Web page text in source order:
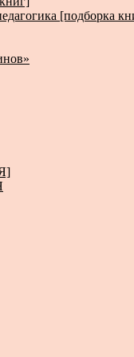
[подборка